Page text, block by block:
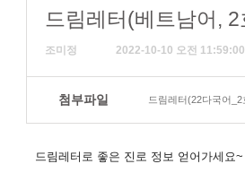
드림레터(베트남어,
조미정 2022-10-10 오전 11:59:00
첨부파일 드림레터(22다국어
드림레터로 좋은 진로 정보 얻어가세요~